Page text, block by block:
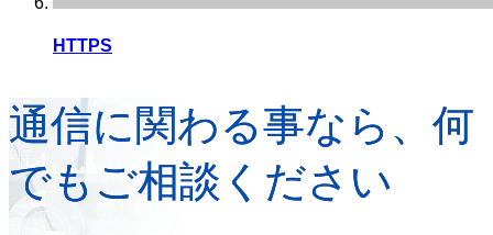
HTTPS
通信に関わる事なら、何
でもご相談ください